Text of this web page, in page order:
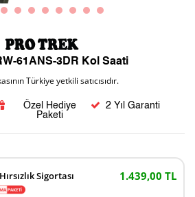
61ANS-3DR Kol Saati
Türkiye yetkili satıcısıdır.
Özel Hediye
Paketi
2 Yıl Garanti
Sigortası 1.439,00 TL